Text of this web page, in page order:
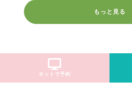
もっと見る
ネットで予約